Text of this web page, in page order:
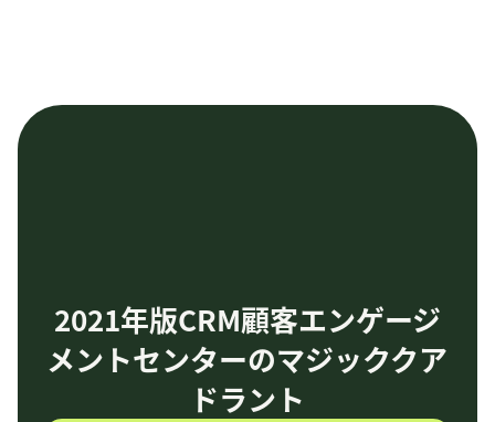
2021年版CRM顧客エンゲージ
メントセンターのマジッククア
ドラント